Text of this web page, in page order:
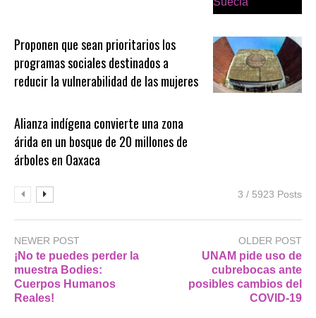
Proponen que sean prioritarios los
programas sociales destinados a
reducir la vulnerabilidad de las mujeres
Alianza indígena convierte una zona
árida en un bosque de 20 millones de
árboles en Oaxaca
3 / 5923 Posts
NEWER POST
¡No te puedes perder la
muestra Bodies:
Cuerpos Humanos
Reales!
OLDER POST
UNAM pide uso de
cubrebocas ante
posibles cambios del
COVID-19